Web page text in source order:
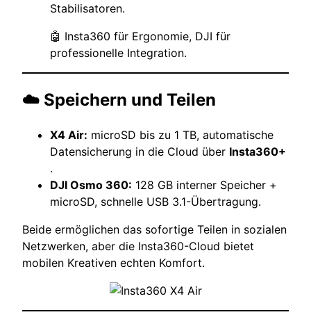
Stabilisatoren.
🤖 Insta360 für Ergonomie, DJI für
professionelle Integration.
☁️ Speichern und Teilen
X4 Air: microSD bis zu 1 TB, automatische
Datensicherung in die Cloud über Insta360+
.
DJI Osmo 360: 128 GB interner Speicher +
microSD, schnelle USB 3.1-Übertragung.
Beide ermöglichen das sofortige Teilen in sozialen
Netzwerken, aber die Insta360-Cloud bietet
mobilen Kreativen echten Komfort.